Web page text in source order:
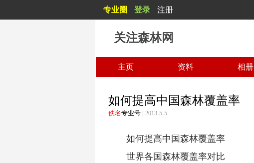
专业圈 登录 注册
关注森林网
主页 资料 相册
如何提高中国森林覆盖率
佚名专业号 | 2013-5-5
如何提高中国森林覆盖率
世界各国森林覆盖率对比